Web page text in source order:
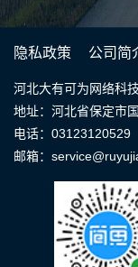
隐私政策 公司简
河北大有可为网络科
地址：河北省保定市
电话：03123120529
邮箱：